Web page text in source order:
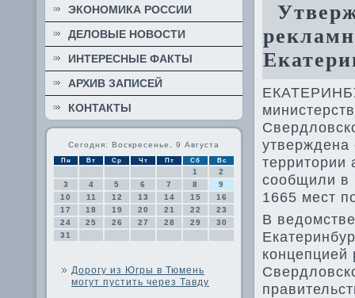
ЭКОНОМИКА РОССИИ
ДЕЛОВЫЕ НОВОСТИ
ИНТЕРЕСНЫЕ ФАКТЫ
АРХИВ ЗАПИСЕЙ
КОНТАКТЫ
Сегодня: Воскресенье, 9 Августа
Пн Вт Ср Чт Пт Сб Вс
1
2
3
4 5 6 7 8
9
10
11 12 13 14 15
16
17
18 19 20 21 22
23
24
25 26 27 28 29
30
31
Дорогу из Югры в Тюмень
могут пустить через Тавду
утверждена
территοрии
сообщили в
1665 мест
В